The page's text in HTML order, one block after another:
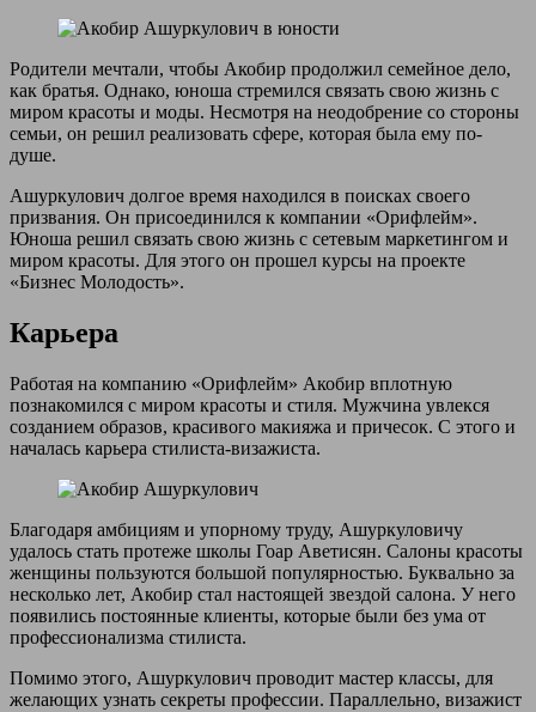
Родители мечтали, чтобы Акобир продолжил семейное дело,
как братья. Однако, юноша стремился связать свою жизнь с
миром красоты и моды. Несмотря на неодобрение со стороны
семьи, он решил реализовать сфере, которая была ему по-
душе.
Ашуркулович долгое время находился в поисках своего
призвания. Он присоединился к компании «Орифлейм».
Юноша решил связать свою жизнь с сетевым маркетингом и
миром красоты. Для этого он прошел курсы на проекте
«Бизнес Молодость».
Карьера
Работая на компанию «Орифлейм» Акобир вплотную
познакомился с миром красоты и стиля. Мужчина увлекся
созданием образов, красивого макияжа и причесок. С этого и
началась карьера стилиста-визажиста.
Благодаря амбициям и упорному труду, Ашуркуловичу
удалось стать протеже школы Гоар Аветисян. Салоны красоты
женщины пользуются большой популярностью. Буквально за
несколько лет, Акобир стал настоящей звездой салона. У него
появились постоянные клиенты, которые были без ума от
профессионализма стилиста.
Помимо этого, Ашуркулович проводит мастер классы, для
желающих узнать секреты профессии. Параллельно, визажист